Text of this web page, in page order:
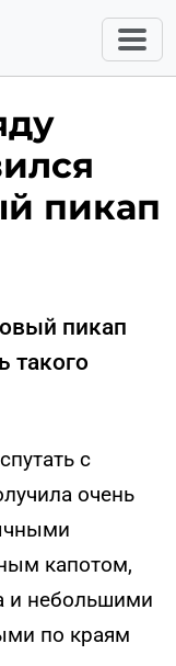
пикап
пикап
такого
с
очень
капотом,
и небольшими
по краям